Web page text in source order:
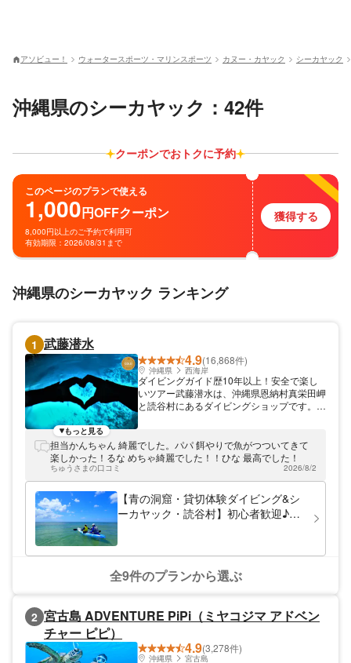
アソビュー！ ウォータースポーツ・マリンスポーツ カヌー・カヤック シーカヤック
沖縄県のシーカヤック：42件
クーポンでおトクに予約
このページのプランで使える
1,000円OFFクーポン
8,000円以上のご予約で利用可
有効期限：2026/08/31まで
獲得する
沖縄県のシーカヤック ランキング
1 武藤潜水
4.9(16,868件)
沖縄県 西海岸
ダイビングガイド歴10年以上！安全で楽し
いツアー武藤潜水は、沖縄県恩納村真栄田岬
と読谷村にあるダイビングショップです。真
ーは10年以上の実績をもつベテランガイド
が多数在籍しています。 潜水士・インスト
ラクター・酸素インストラクター・コースデ
ィレクター・ダイビングガイド歴20年以上
が複数名在籍。 公安委員会認定安全対策優
良事業者・恩納マリンレジャー協会理事・マ
リンレジャーセーフティビューロ賛助会員・
境保護に注力しています。
もっと見る
担当かんちゃん 綺麗でした。パパ 餌やりで魚がつついてきて
楽しかった！るな めちゃ綺麗でした！！ひな 最高でした！
ちゅうさまの口コミ 2026/8/2
【青の洞窟・貸切体験ダイビング&シ
ーカヤック・読谷村】初心者歓迎♪体
全9件のプランから選ぶ
2 宮古島 ADVENTURE PiPi（ミヤコジマ アドベン
チャー ピピ）
4.9(3,278件)
沖縄県 宮古島